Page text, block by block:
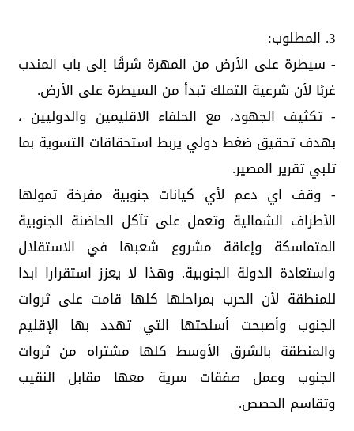
3. المطلوب:
- سيطرة على الأرض من المهرة شرقًا إلى باب المندب
غربًا لأن شرعية التملك تبدأ من السيطرة على الأرض.
- تكثيف الجهود، مع الحلفاء الاقليمين والدوليين ،
بهدف تحقيق ضغط دولي يربط استحقاقات التسوية بما
تلبي تقرير المصير.
- وقف اي دعم لأي كيانات جنوبية مفرخة تمولها
الأطراف الشمالية وتعمل على تآكل الحاضنة الجنوبية
المتماسكة وإعاقة مشروع شعبها في الاستقلال
واستعادة الدولة الجنوبية. وهذا لا يعزز استقرارا ابدا
للمنطقة لأن الحرب بمراحلها كلها قامت على ثروات
الجنوب وأصبحت أسلحتها التي تهدد بها الإقليم
والمنطقة بالشرق الأوسط كلها مشتراه من ثروات
الجنوب وعمل صفقات سرية معها مقابل النقيب
وتقاسم الحصص.